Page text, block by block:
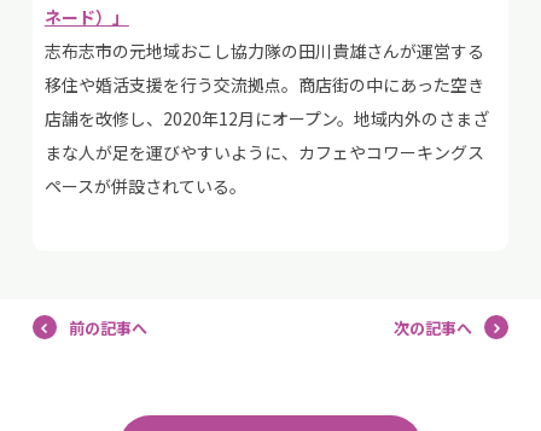
ネード）」
志布志市の元地域おこし協力隊の田川貴雄さんが運営する
移住や婚活支援を行う交流拠点。商店街の中にあった空き
店舗を改修し、2020年12月にオープン。地域内外のさまざ
まな人が足を運びやすいように、カフェやコワーキングス
ペースが併設されている。
前の記事へ 次の記事へ